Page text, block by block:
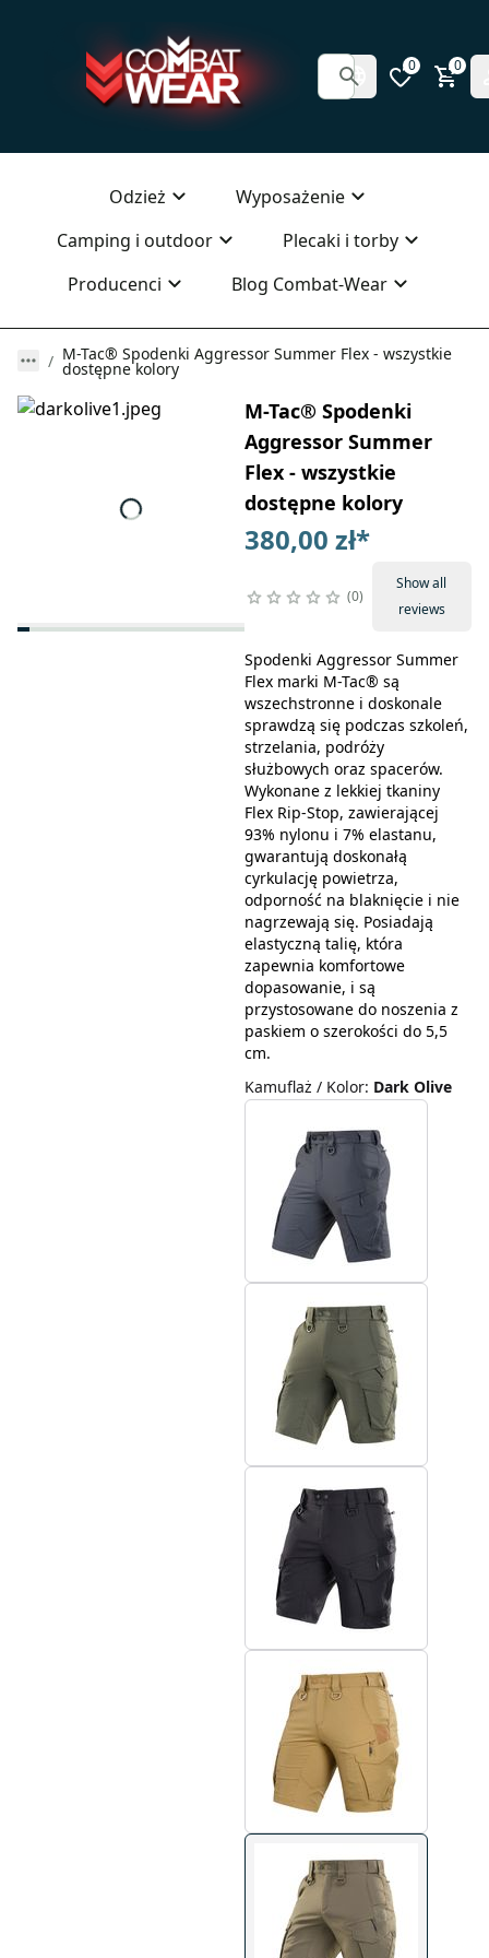
0 0
Odzież
Wyposażenie
Camping i outdoor
Plecaki i torby
Producenci
Blog Combat-Wear
M-Tac® Spodenki Aggressor Summer Flex - wszystkie
dostępne kolory
M-Tac® Spodenki
Aggressor Summer
Flex - wszystkie
dostępne kolory
380,00 zł*
0
Show all
reviews
Spodenki Aggressor Summer
Flex marki M-Tac® są
wszechstronne i doskonale
sprawdzą się podczas szkoleń,
strzelania, podróży
służbowych oraz spacerów.
Wykonane z lekkiej tkaniny
Flex Rip-Stop, zawierającej
93% nylonu i 7% elastanu,
gwarantują doskonałą
cyrkulację powietrza,
odporność na blaknięcie i nie
nagrzewają się. Posiadają
elastyczną talię, która
zapewnia komfortowe
dopasowanie, i są
przystosowane do noszenia z
paskiem o szerokości do 5,5
cm.
Kamuflaż / Kolor: Dark Olive